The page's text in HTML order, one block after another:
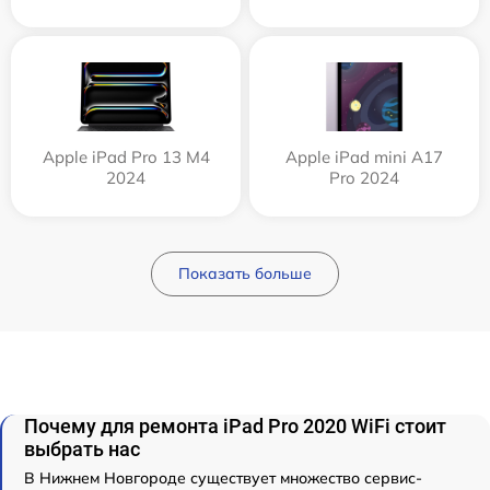
Apple iPad Pro 13 M4
2024
Apple iPad mini A17
Pro 2024
Показать больше
Почему для ремонта iPad Pro 2020 WiFi стоит
выбрать нас
В Нижнем Новгороде существует множество сервис-